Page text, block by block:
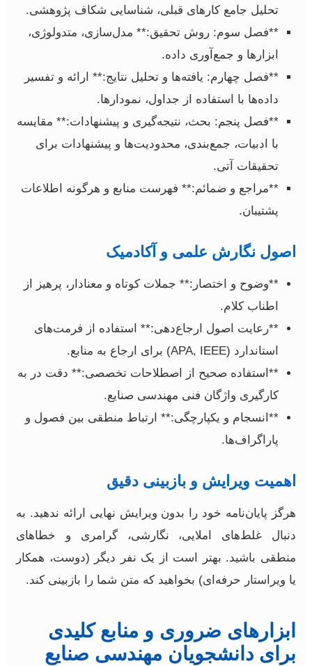
تحلیل جامع کارهای قبلی، شناسایی شکاف پژوهشی.
**فصل سوم: روش تحقیق:** مدل‌سازی، متدولوژی،
ابزارها و جمع‌آوری داده.
**فصل چهارم: یافته‌ها و تحلیل نتایج:** ارائه و تفسیر
داده‌ها با استفاده از جداول، نمودارها.
**فصل پنجم: بحث، نتیجه‌گیری و پیشنهادات:** مقایسه
با ادبیات، جمع‌بندی، محدودیت‌ها و پیشنهادات برای
تحقیقات آتی.
**مراجع و ضمائم:** فهرست منابع و هرگونه اطلاعات
پشتیبان.
اصول نگارش علمی و آکادمیک
**وضوح و اختصار:** جملات کوتاه و معنادار، پرهیز از
اطناب کلام.
**رعایت اصول ارجاع‌دهی:** استفاده از فرمت‌های
استاندارد (APA, IEEE) برای ارجاع به منابع.
**استفاده صحیح از اصطلاحات تخصصی:** دقت در به
کارگیری واژگان فنی مهندسی صنایع.
**انسجام و یکپارچگی:** ارتباط منطقی بین فصول و
پاراگراف‌ها.
اهمیت ویرایش و بازبینی دقیق
هرگز پایان‌نامه خود را بدون ویرایش نهایی ارائه ندهید. به
دنبال غلط‌های املایی، نگارشی، گرامری و خطاهای
منطقی باشید. بهتر است از یک نفر دیگر (دوست، همکار
یا ویراستار حرفه‌ای) بخواهید که متن شما را بازبینی کند.
ابزارهای ضروری و منابع کلیدی
برای دانشجویان مهندسی صنایع